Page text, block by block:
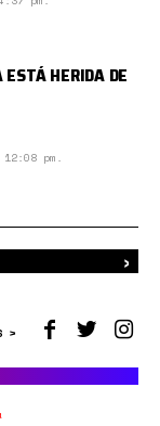
ESTÁ HERIDA DE
12:08 pm.
›
>